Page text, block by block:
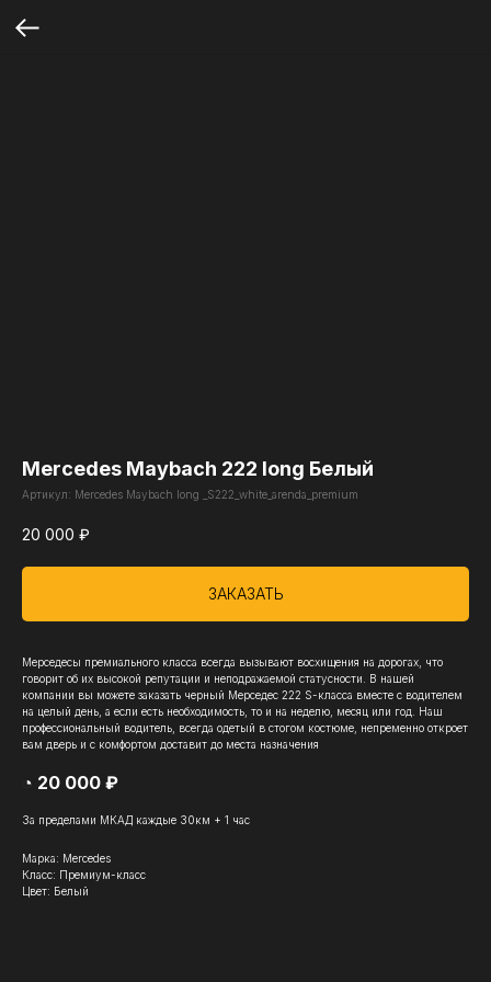
Mercedes Maybach 222 long Белый
Артикул: Mercedes Maybach long _S222_white_arenda_premium
20 000 ₽
ЗАКАЗАТЬ
Мерседесы премиального класса всегда вызывают восхищения на дорогах, что
говорит об их высокой репутации и неподражаемой статусности. В нашей
компании вы можете заказать черный Мерседес 222 S-класса вместе с водителем
на целый день, а если есть необходимость, то и на неделю, месяц или год. Наш
профессиональный водитель, всегда одетый в стогом костюме, непременно откроет
вам дверь и с комфортом доставит до места назначения
◔ 20 000 ₽
За пределами МКАД каждые 30км + 1 час
Марка: Mercedes
Класс: Премиум-класс
Цвет: Белый